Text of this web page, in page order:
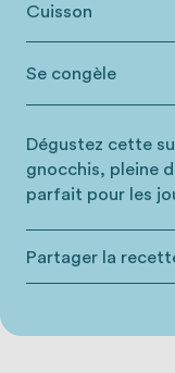
Cuisson
Se congèle
Dégustez cette
gnocchis, pleine
parfait pour les
Partager la